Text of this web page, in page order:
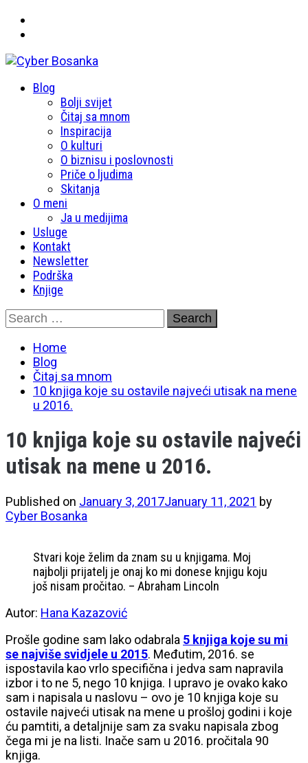
Cyber Bosanka
Primary
Blog
Bolji svijet
Čitaj sa mnom
Inspiracija
O kulturi
O biznisu i poslovnosti
Priče o ljudima
Skitanja
O meni
Ja u medijima
Usluge
Kontakt
Newsletter
Podrška
Knjige
Skip
to
content
Search
for:
Home
Blog
Čitaj sa mnom
10 knjiga koje su ostavile najveći utisak na mene
u 2016.
10 knjiga koje su ostavile najveći
utisak na mene u 2016.
Published on January 3, 2017January 11, 2021 by
Cyber Bosanka
Stvari koje želim da znam su u knjigama. Moj
najbolji prijatelj je onaj ko mi donese knjigu koju
još nisam pročitao. – Abraham Lincoln
Autor: Hana Kazazović
Prošle godine sam lako odabrala 5 knjiga koje su mi
se najviše svidjele u 2015. Međutim, 2016. se
ispostavila kao vrlo specifična i jedva sam napravila
izbor i to ne 5, nego 10 knjiga. I upravo je ovako kako
sam i napisala u naslovu – ovo je 10 knjiga koje su
ostavile najveći utisak na mene u prošloj godini i koje
ću pamtiti, a detaljnije sam za svaku napisala zbog
čega mi je na listi. Inače sam u 2016. pročitala 90
knjiga.